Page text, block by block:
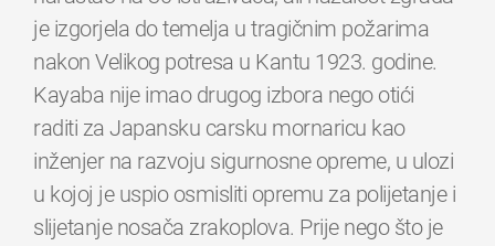
je izgorjela do temelja u tragičnim požarima
nakon Velikog potresa u Kantu 1923. godine.
Kayaba nije imao drugog izbora nego otići
raditi za Japansku carsku mornaricu kao
inženjer na razvoju sigurnosne opreme, u ulozi
u kojoj je uspio osmisliti opremu za polijetanje i
slijetanje nosača zrakoplova. Prije nego što je